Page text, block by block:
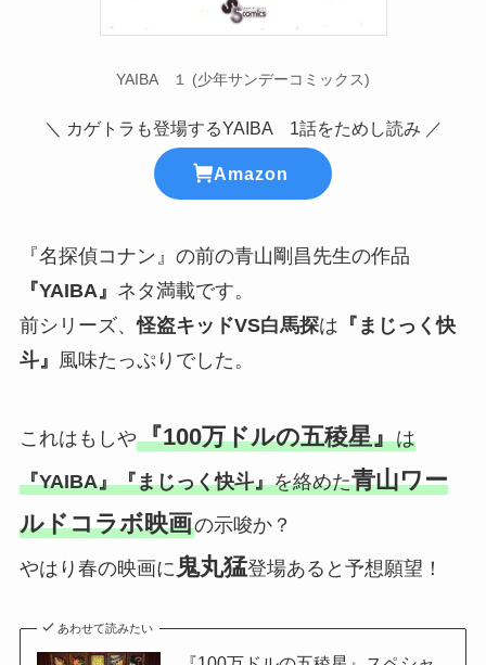
YAIBA １ (少年サンデーコミックス)
＼ カゲトラも登場するYAIBA 1話をためし読み ／
Amazon
『名探偵コナン』の前の青山剛昌先生の作品
『YAIBA』 ネタ満載です。
前シリーズ、怪盗キッドVS白馬探は 『まじっく快
斗』 風味たっぷりでした。
これはもしや『100万ドルの五稜星』は
『YAIBA』『まじっく快斗』を絡めた青山ワー
ルドコラボ映画の示唆か？
やはり春の映画に鬼丸猛登場あると予想願望！
あわせて読みたい